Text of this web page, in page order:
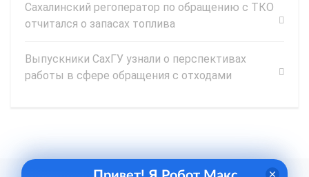
Сахалинский регоператор по обращению с ТКО
отчитался о запасах топлива
Выпускники СахГУ узнали о перспективах
работы в сфере обращения с отходами